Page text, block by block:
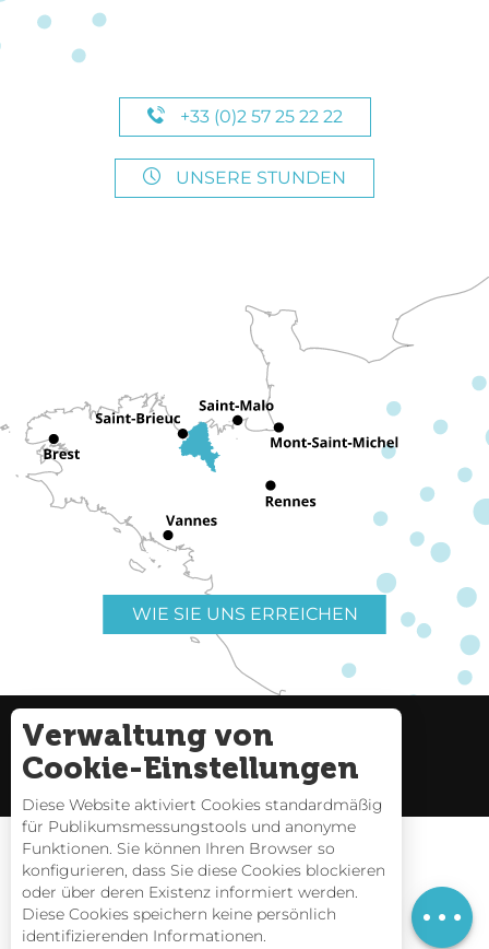
+33 (0)2 57 25 22 22
UNSERE STUNDEN
WIE SIE UNS ERREICHEN
Nützliche Links
Seitenverzeichnis
Gezeitentafeln
Verwaltung von
Cookie-Einstellungen
Diese Website aktiviert Cookies standardmäßig
für Publikumsmessungstools und anonyme
Funktionen. Sie können Ihren Browser so
konfigurieren, dass Sie diese Cookies blockieren
oder über deren Existenz informiert werden.
Diese Cookies speichern keine persönlich
identifizierenden Informationen.